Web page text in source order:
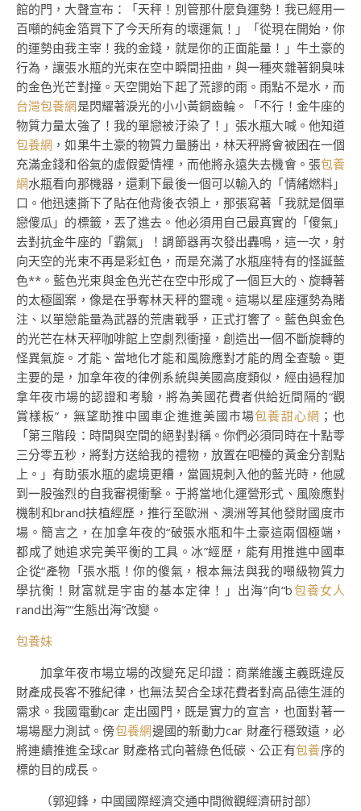
館的門，大聲宣布：「天秤！別管那什麼負運勢！我已經用一
百噸的純金箔買下了今天所有的壞運氣！」「從現在開始，你
的運勢由我主宰！我的金錢，就是你的正面能量！」牛土豪的
行為，讓張水瓶的光束在空中瞬間扭曲，與一種夾雜著銅臭味
的金色光芒對撞。天空開始下起了荒謬的雨。雨點不是水，而
台灣包養網是閃耀著淚光的小小黃銅齒輪。「不行！金牛座的
物質力量太強了！我的單戀被汙染了！」張水瓶大喊。他知道
包養網 ，如果牛土豪的物質力量勝出，林天秤將會被困在一個
充滿金錢和俗氣的虛假愛情裡，而他將永遠失去機會。張包養
網水瓶看向那機器，還剩下最後一個可以輸入的「情緒燃料」
口。他迅速撕下了貼在他背後衣領上，那張寫著「我就是個單
戀傻瓜」的標籤，丟了進去。他必須用自己最真實的「傻氣」
去對抗金牛座的「霸氣」！調節器再次發出轟鳴，這一次，射
向天空的光束不再是彩虹色，而是充滿了水瓶座特有的怪誕藍
色**。藍色光束與金色光芒在空中形成了一個巨大的、旋轉著
的太極圖案，像是在爭奪林天秤的靈魂。這場以星座運勢為賭
注、以單戀能量為武器的荒唐戰爭，正式打響了。藍色與金色
的光芒在林天秤咖啡館上空劇烈衝撞，創造出一個不斷旋轉的
怪異氣旋。才能、當地化才能和風險應對才能的周全查驗。更
主要的是，加拿年夜的律例系統與美國高度類似，經由過程加
拿年夜市場的認證和考驗，將為美國花費者供給近間隔的“觀
賞樣板”，無望助推中國車企進進美國市場包養甜心網 ；也
「第三階段：時間與空間的絕對對稱。你們必須同時在十點零
三分零五秒，將對方送給我的禮物，放置在吧檯的黃金分割點
上。」有助張水瓶的處境更糟，當圓規刺入他的藍光時，他感
到一股強烈的自我審視衝擊。于將當地化運營形式、風險應對
機制和brand扶植經歷，推行至歐洲、澳洲等其他發財國度市
場。簡言之，在加拿年夜的“破張水瓶和牛土豪這兩個極端，
都成了她追求完美平衡的工具。冰”經歷，能有用推進中國車
企從“產物「張水瓶！你的傻氣，根本無法與我的噸級物質力
學抗衡！財富就是宇宙的基本定律！」出海”向“b包養女人
rand出海”“生態出海”改變。
包養妹
加拿年夜市場立場的改變充足印證：商業維護主義既違反
財產成長客不雅紀律，也無法契合全球花費者對高品德生涯的
需求。我國電動car 走出國門，既是實力的宣言，也面對著一
場場壓力測試。傍包養網邊國的新動力car 財產行穩致遠，必
將連續推進全球car 財產格式向著綠色低碳、公正有包養序的
標的目的成長。
（郭迎鋒， 中國國際經濟交通中間微觀經濟研討部）